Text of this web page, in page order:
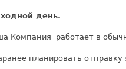
день.
Компания работает в
планировать отправку